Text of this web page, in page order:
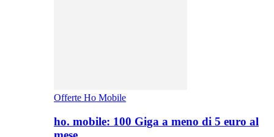
Offerte Ho Mobile
ho. mobile: 100 Giga a meno di 5 euro al